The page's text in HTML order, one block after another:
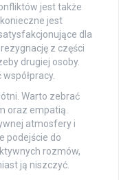
jest także
konieczne jest
dla
z części
drugiej osoby.
Warto zebrać
oraz empatią.
atmosfery i
podejście do
rozmów,
ją niszczyć.